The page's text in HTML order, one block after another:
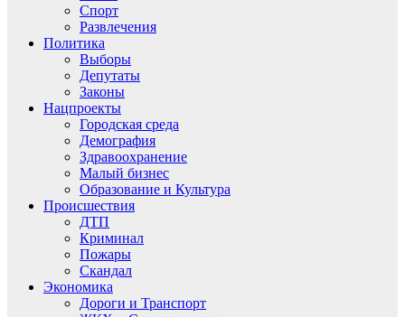
Спорт
Развлечения
Политика
Выборы
Депутаты
Законы
Нацпроекты
Городская среда
Демография
Здравоохранение
Малый бизнес
Образование и Культура
Происшествия
ДТП
Криминал
Пожары
Скандал
Экономика
Дороги и Транспорт